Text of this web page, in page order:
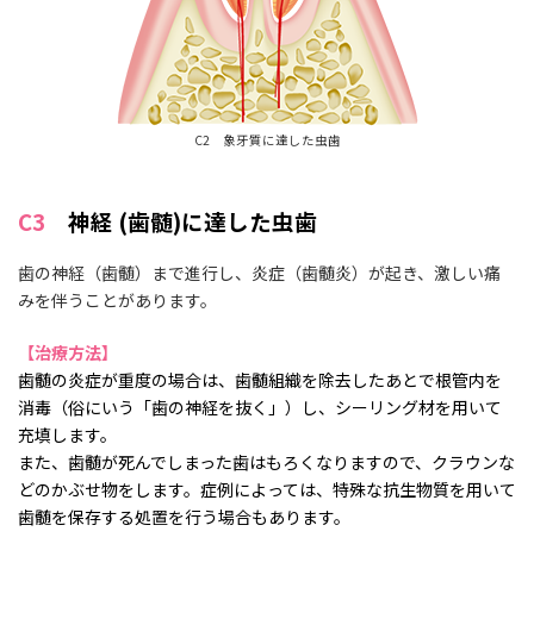
C2 象牙質に達した虫歯
C3 神経 (歯髄)に達した虫歯
歯の神経（歯髄）まで進行し、炎症（歯髄炎）が起き、激しい痛
みを伴うことがあります。
【治療方法】
歯髄の炎症が重度の場合は、歯髄組織を除去したあとで根管内を
消毒（俗にいう「歯の神経を抜く」）し、シーリング材を用いて
充填します。
また、歯髄が死んでしまった歯はもろくなりますので、クラウンな
どのかぶせ物をします。症例によっては、特殊な抗生物質を用いて
歯髄を保存する処置を行う場合もあります。